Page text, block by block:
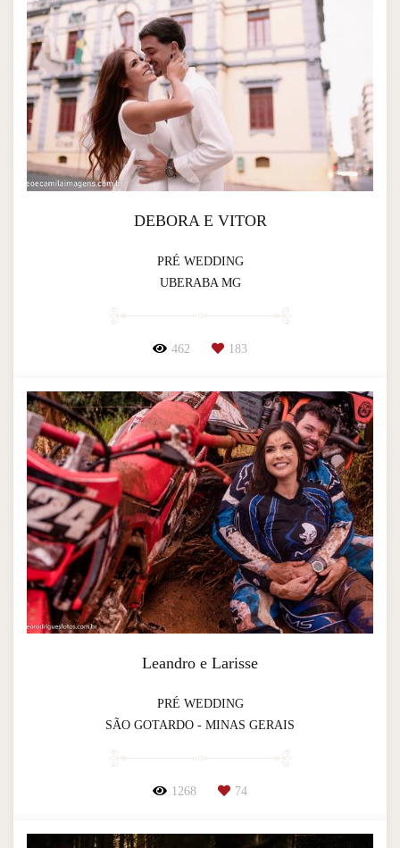
DEBORA E VITOR
PRÉ WEDDING
UBERABA MG
462 183
Leandro e Larisse
PRÉ WEDDING
SÃO GOTARDO - MINAS GERAIS
1268 74